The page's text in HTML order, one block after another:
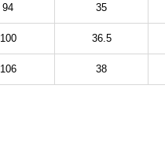
94 35
100 36.5
106 38